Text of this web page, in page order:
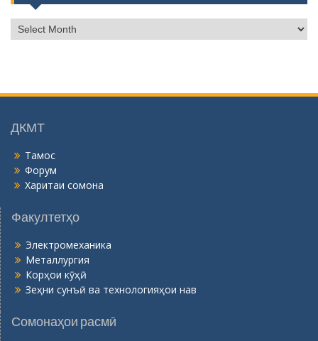
о
н
ДКМТ
Тамос
Форум
Харитаи сомона
Факултетҳо
Электромеханика
Металлургия
Корҳои кӯҳӣ
Зеҳни сунъӣ ва технологияҳои нав
Сомонаҳои расмӣ